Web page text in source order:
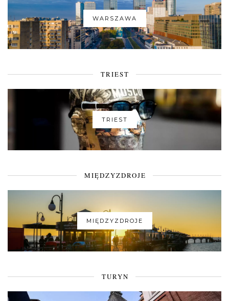
WARSZAWA
TRIEST
TRIEST
MIĘDZYZDROJE
MIĘDZYZDROJE
TURYN